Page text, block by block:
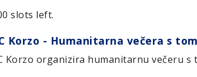
slots left.
Korzo - Humanitarna večera s
Korzo organizira humanitarnu večeru